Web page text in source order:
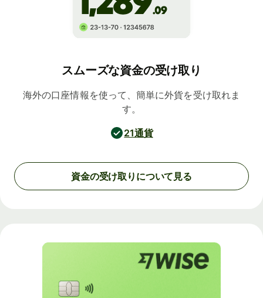
スムーズな資金の受け取り
海外の口座情報を使って、簡単に外貨を受け取れま
す。
21通貨
資金の受け取りについて見る